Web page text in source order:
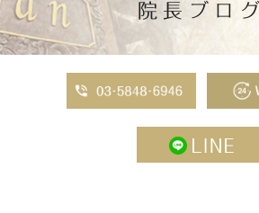
院長ブログ